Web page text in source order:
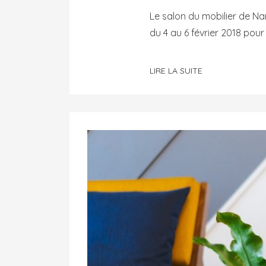
Le salon du mobilier de
du 4 au 6 février 2018
LIRE LA SUITE